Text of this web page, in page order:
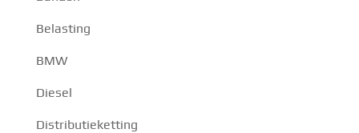
Belasting
BMW
Diesel
Distributieketting